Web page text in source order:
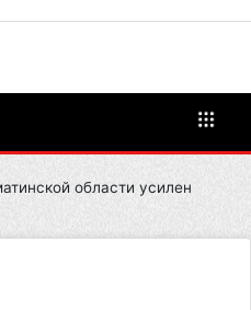
области усилен